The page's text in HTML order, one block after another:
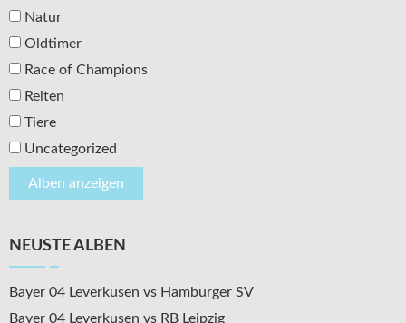
Natur
Oldtimer
Race of Champions
Reiten
Tiere
Uncategorized
NEUSTE ALBEN
Bayer 04 Leverkusen vs Hamburger SV
Bayer 04 Leverkusen vs RB Leipzig